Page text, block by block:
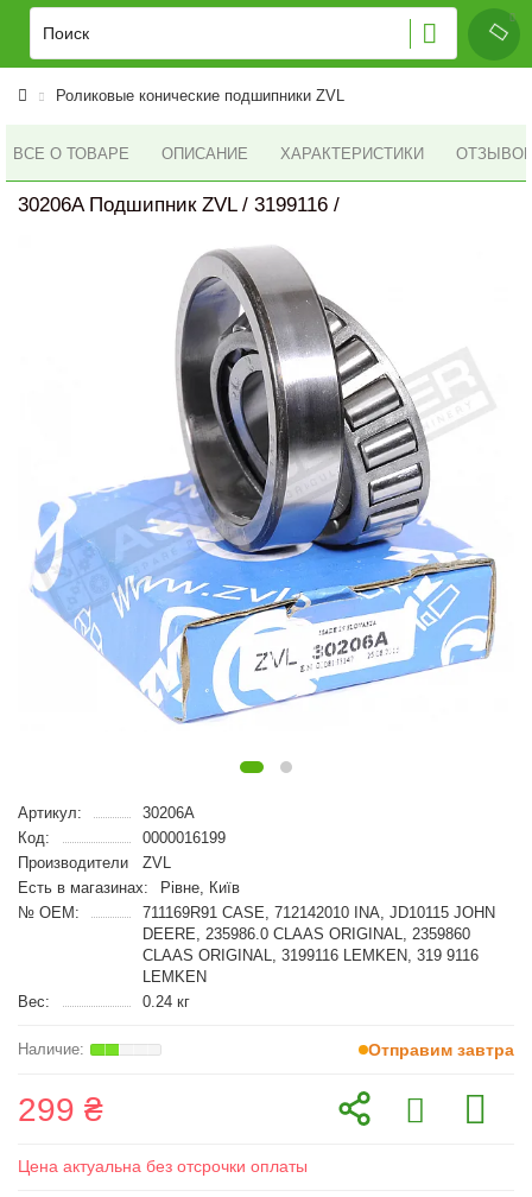
Роликовые конические подшипники ZVL
ВСЕ О ТОВАРЕ ОПИСАНИЕ ХАРАКТЕРИСТИКИ ОТЗЫВОВ
30206A Подшипник ZVL / 3199116 /
Артикул:
30206A
Код:
0000016199
Производители
ZVL
Есть в магазинах:
Рівне, Київ
№ OEM:
711169R91 CASE, 712142010 INA, JD10115 JOHN
DEERE, 235986.0 CLAAS ORIGINAL, 2359860
CLAAS ORIGINAL, 3199116 LEMKEN, 319 9116
LEMKEN
Вес:
0.24 кг
Отправим завтра
299 ₴
Цена актуальна без отсрочки оплаты